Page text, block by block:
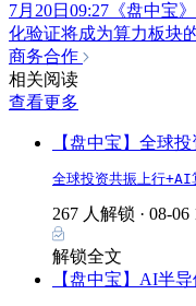
7月20日09:27《盘中宝
化验证将成为算力板块
商务合作
相关阅读
查看更多
【盘中宝】全球
全球投资共振上行+AI
267 人解锁 · 08-06
解锁全文
【盘中宝】AI半